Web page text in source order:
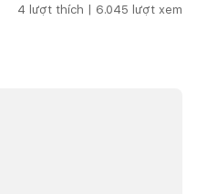
4 lượt thích | 6.045 lượt xem